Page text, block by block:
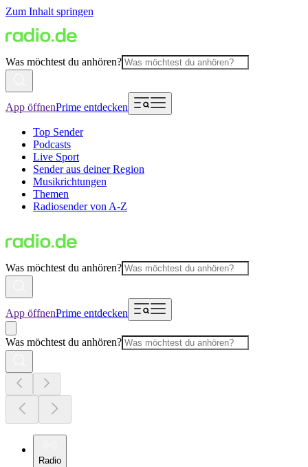
Zum Inhalt springen
Was möchtest du anhören?
App öffnenPrime entdecken
Top Sender
Podcasts
Live Sport
Sender aus deiner Region
Musikrichtungen
Themen
Radiosender von A-Z
Was möchtest du anhören?
App öffnenPrime entdecken
Was möchtest du anhören?
Radio